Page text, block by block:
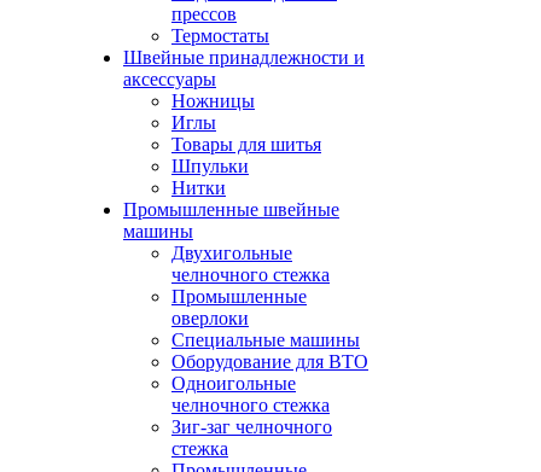
прессов
Термостаты
Швейные принадлежности и
аксессуары
Ножницы
Иглы
Товары для шитья
Шпульки
Нитки
Промышленные швейные
машины
Двухигольные
челночного стежка
Промышленные
оверлоки
Специальные машины
Оборудование для ВТО
Одноигольные
челночного стежка
Зиг-заг челночного
стежка